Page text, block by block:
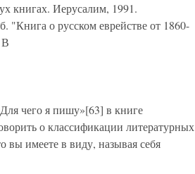
книгах. Иерусалим, 1991.
о русском еврействе от 1860-
чего я пишу»[63] в книге
о классификации литературных
вы имеете в виду, называя себя